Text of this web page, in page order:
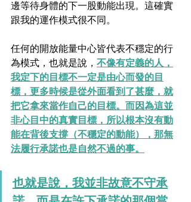
邊等待身體的下一股動能出現。這確實
跟我的運作模式很不同。
任何的開放能量中心皆代表不穩定的行
為模式，也就是說， 不像有定義的人，
我定下的目標不一定是由心而發的目
標，更多時候是從外面看到了甚麼，就
把它拿來當作自己的目標。而因為這並
非心目中的真實目標，所以根本沒有動
能在背後支撐（不穩定的動能），那無
法履行承諾也是自然不過的事。
也就是說，我並非故意不守承